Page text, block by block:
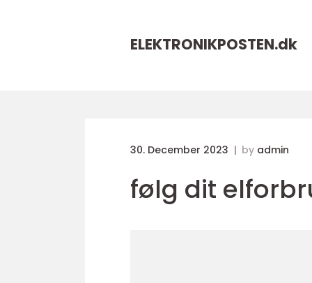
ELEKTRONIKPOSTEN.dk
30. December 2023 by admin
følg dit